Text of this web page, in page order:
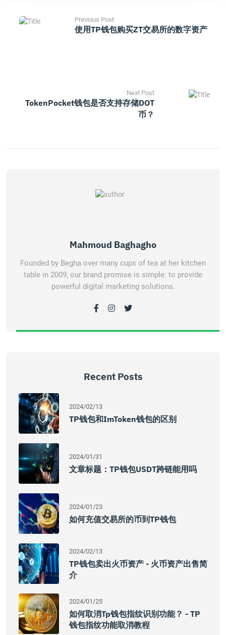
Previous Post
使用TP钱包购买ZT交易所的数字资产
Next Post
TokenPocket钱包是否支持存储DOT
币？
Mahmoud Baghagho
Founded by Begha over many cups of tea at her kitchen
table in 2009, our brand promise is simple: to provide
powerful digital marketing solutions.
Recent Posts
2024/02/13
TP钱包和imToken钱包的区别
2024/01/31
文章标题：TP钱包USDT跨链能用吗
2024/01/23
如何充值交易所的币到TP钱包
2024/02/13
TP钱包卖出火币资产 - 火币资产出售简
介
2024/01/25
如何取消tp钱包指纹识别功能？ - TP
钱包指纹功能取消教程